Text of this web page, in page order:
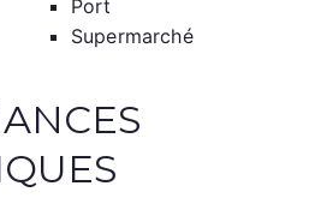
Port
Supermarché